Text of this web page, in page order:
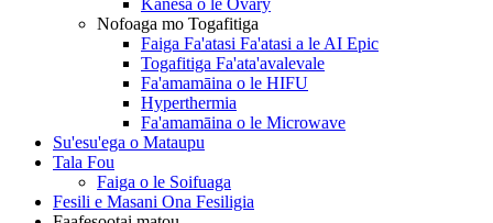
Kanesa o le Ovary
Nofoaga mo Togafitiga
Faiga Fa'atasi Fa'atasi a le AI Epic
Togafitiga Fa'ata'avalevale
Fa'amamāina o le HIFU
Hyperthermia
Fa'amamāina o le Microwave
Su'esu'ega o Mataupu
Tala Fou
Faiga o le Soifuaga
Fesili e Masani Ona Fesiligia